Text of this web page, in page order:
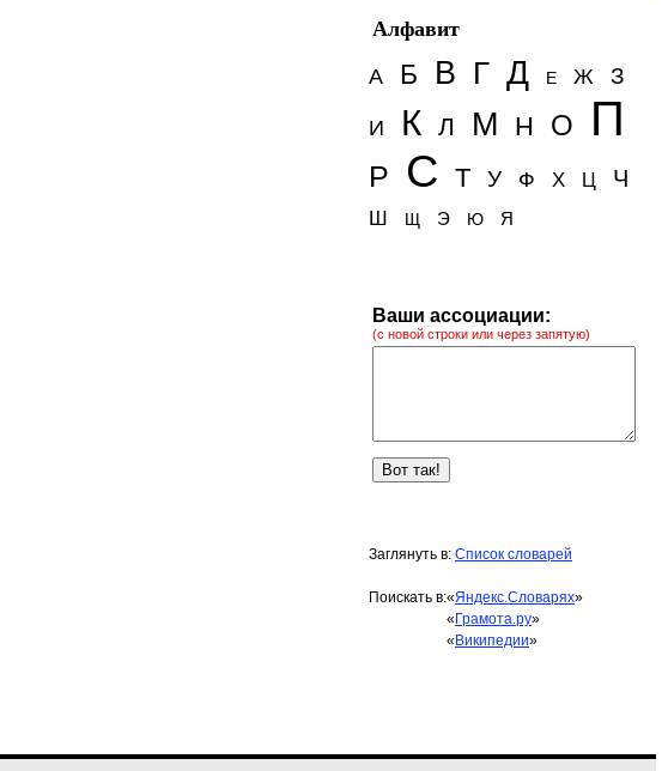
Алфавит
А
Б В Г Д Е Ж З
И К Л М Н О П
Р С Т У Ф Х Ц Ч
Ш Щ Э Ю Я
Ваши ассоциации:
(с новой строки или через запятую)
Заглянуть в: Список словарей
Поискать в:«Яндекс.Словарях»
« Грамота.ру»
« Википедии»